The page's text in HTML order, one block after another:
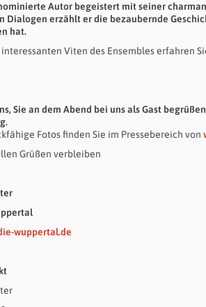
Autor begeistert mit seiner
Dialogen erzählt er die bezaubernde
hat.
Viten des Ensembles erfahren
Sie an dem Abend bei uns als Gast
Fotos finden Sie im Pressebereich von
Grüßen verbleiben
wuppertal.de